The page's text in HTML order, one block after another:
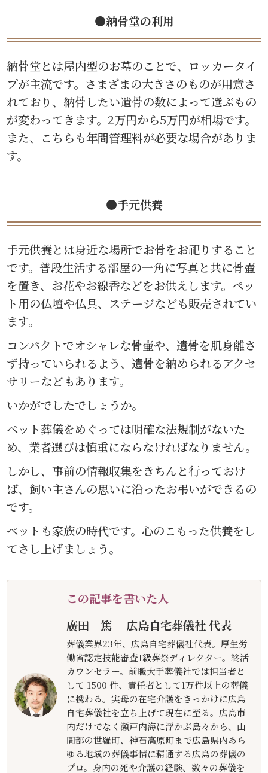
●納骨堂の利用
納骨堂とは屋内型のお墓のことで、ロッカータイ
プが主流です。さまざまの大きさのものが用意さ
れており、納骨したい遺骨の数によって選ぶもの
が変わってきます。2万円から5万円が相場です。
また、こちらも年間管理料が必要な場合がありま
す。
●手元供養
手元供養とは身近な場所でお骨をお祀りすること
です。普段生活する部屋の一角に写真と共に骨壷
を置き、お花やお線香などをお供えします。ペッ
ト用の仏壇や仏具、ステージなども販売されてい
ます。
コンパクトでオシャレな骨壷や、遺骨を肌身離さ
ず持っていられるよう、遺骨を納められるアクセ
サリーなどもあります。
いかがでしたでしょうか。
ペット葬儀をめぐっては明確な法規制がないた
め、業者選びは慎重にならなければなりません。
しかし、事前の情報収集をきちんと行っておけ
ば、飼い主さんの思いに沿ったお弔いができるの
です。
ペットも家族の時代です。心のこもった供養をし
てさし上げましょう。
この記事を書いた人
廣田 篤 広島自宅葬儀社 代表
葬儀業界23年、広島自宅葬儀社代表。厚生労
働省認定技能審査1級葬祭ディレクター。終活
カウンセラー。前職大手葬儀社では担当者と
して 1500 件、責任者として1万件以上の葬儀
に携わる。実母の在宅介護をきっかけに広島
自宅葬儀社を立ち上げて現在に至る。広島市
内だけでなく瀬戸内海に浮かぶ島々から、山
間部の世羅町、神石高原町まで広島県内あら
ゆる地域の葬儀事情に精通する広島の葬儀の
プロ。身内の死や介護の経験、数々の葬儀を